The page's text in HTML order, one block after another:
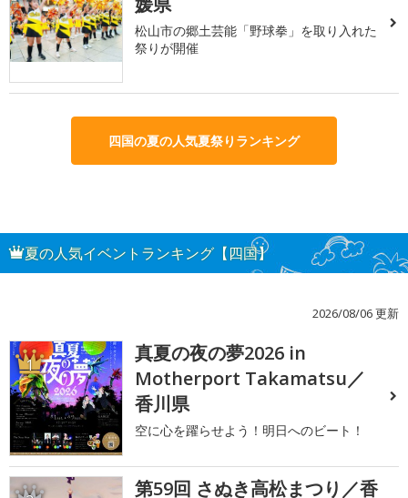
松山市の郷土芸能「野球拳」を取り入れた
祭りが開催
四国の夏の人気夏祭りランキング
夏の人気イベントランキング【四国】
2026/08/06 更新
1
真夏の夜の夢2026 in
Motherport Takamatsu／
香川県
空に心を躍らせよう！明日へのビート！
第59回 さぬき高松まつり／香